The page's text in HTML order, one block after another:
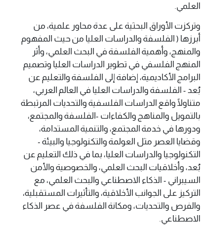
العلمي.
وتركزت الأوراق البحثية على عدة محاور علمية، من
أبرزها ( الفلسفة والدراسات العليا من حيث المفهوم
والمنهج، وأهمية الفلسفة في البحث العلمي، وأثر
المنهج الفلسفي في تطوير الدراسات العليا وتصميم
البرامج الأكاديمية، إضافة إلى الفلسفة والتعليم عن
بُعد - الفلسفة والدراسات العليا في العالم العربي،
متناولًا واقع الدراسات الفلسفية والتحديات المرتبطة
بالتمويل والمناهج والكفاءات -الفلسفة والمجتمع،
ودورها في خدمة المجتمع، والتنمية المستدامة،
وقضايا العصر مثل العولمة والتكنولوجيا والبيئة -
التكنولوجيا والدراسات العليا، بما في ذلك التعليم عن
بُعد، وأخلاقيات البحث العلمي، والخصوصية والأمن
السيبراني - الذكاء الاصطناعي والبحث العلمي، مع
التركيز على الجوانب الأخلاقية، والتأثيرات المستقبلية،
والفرص والتحديات، ومكانة الفلسفة في عصر الذكاء
الاصطناعي.